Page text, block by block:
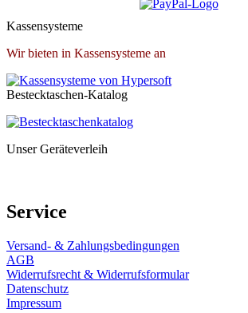
Kassensysteme
Wir bieten in Kassensysteme an
Bestecktaschen-Katalog
Unser Geräteverleih
Service
Versand- & Zahlungsbedingungen
AGB
Widerrufsrecht & Widerrufsformular
Datenschutz
Impressum